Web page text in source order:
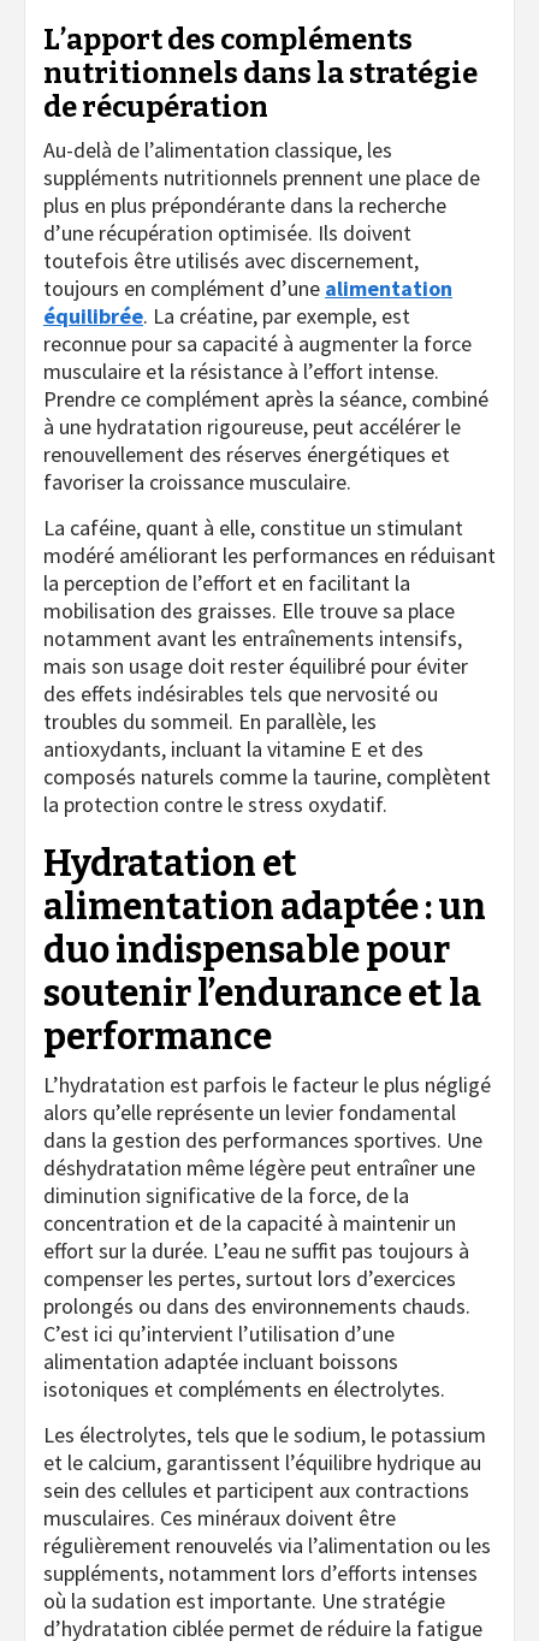
L’apport des compléments
nutritionnels dans la stratégie
de récupération
Au-delà de l’alimentation classique, les
suppléments nutritionnels prennent une place de
plus en plus prépondérante dans la recherche
d’une récupération optimisée. Ils doivent
toutefois être utilisés avec discernement,
toujours en complément d’une alimentation
équilibrée. La créatine, par exemple, est
reconnue pour sa capacité à augmenter la force
musculaire et la résistance à l’effort intense.
Prendre ce complément après la séance, combiné
à une hydratation rigoureuse, peut accélérer le
renouvellement des réserves énergétiques et
favoriser la croissance musculaire.
La caféine, quant à elle, constitue un stimulant
modéré améliorant les performances en réduisant
la perception de l’effort et en facilitant la
mobilisation des graisses. Elle trouve sa place
notamment avant les entraînements intensifs,
mais son usage doit rester équilibré pour éviter
des effets indésirables tels que nervosité ou
troubles du sommeil. En parallèle, les
antioxydants, incluant la vitamine E et des
composés naturels comme la taurine, complètent
la protection contre le stress oxydatif.
Hydratation et
alimentation adaptée : un
duo indispensable pour
soutenir l’endurance et la
performance
L’hydratation est parfois le facteur le plus négligé
alors qu’elle représente un levier fondamental
dans la gestion des performances sportives. Une
déshydratation même légère peut entraîner une
diminution significative de la force, de la
concentration et de la capacité à maintenir un
effort sur la durée. L’eau ne suffit pas toujours à
compenser les pertes, surtout lors d’exercices
prolongés ou dans des environnements chauds.
C’est ici qu’intervient l’utilisation d’une
alimentation adaptée incluant boissons
isotoniques et compléments en électrolytes.
Les électrolytes, tels que le sodium, le potassium
et le calcium, garantissent l’équilibre hydrique au
sein des cellules et participent aux contractions
musculaires. Ces minéraux doivent être
régulièrement renouvelés via l’alimentation ou les
suppléments, notamment lors d’efforts intenses
où la sudation est importante. Une stratégie
d’hydratation ciblée permet de réduire la fatigue